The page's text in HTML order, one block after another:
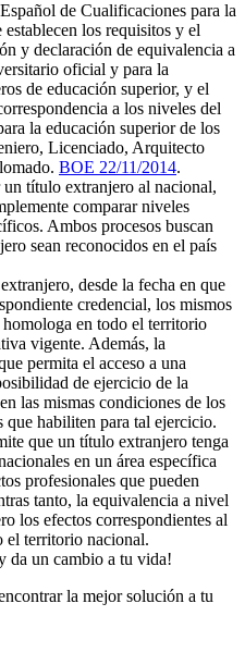
de Cualificaciones para la
los requisitos y el
y declaración de equivalencia a
oficial y para la
de educación superior, y el
a los niveles del
la educación superior de los
Licenciado, Arquitecto
BOE 22/11/2014.
título extranjero al nacional,
comparar niveles
Ambos procesos buscan
sean reconocidos en el país
desde la fecha en que
credencial, los mismos
en todo el territorio
vigente. Además, la
permita el acceso a una
de ejercicio de la
las mismas condiciones de los
que habiliten para tal ejercicio.
que un título extranjero tenga
en un área específica
profesionales que pueden
tanto, la equivalencia a nivel
los efectos correspondientes al
el territorio nacional.
da un cambio a tu vida!
la mejor solución a tu